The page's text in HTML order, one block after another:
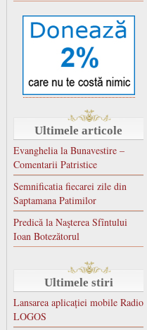
Ultimele articole
Evanghelia la Bunavestire –
Comentarii Patristice
Semnificatia fiecarei zile din
Saptamana Patimilor
Predică la Naşterea Sfîntului
Ioan Botezătorul
Ultimele stiri
Lansarea aplicației mobile Radio
LOGOS